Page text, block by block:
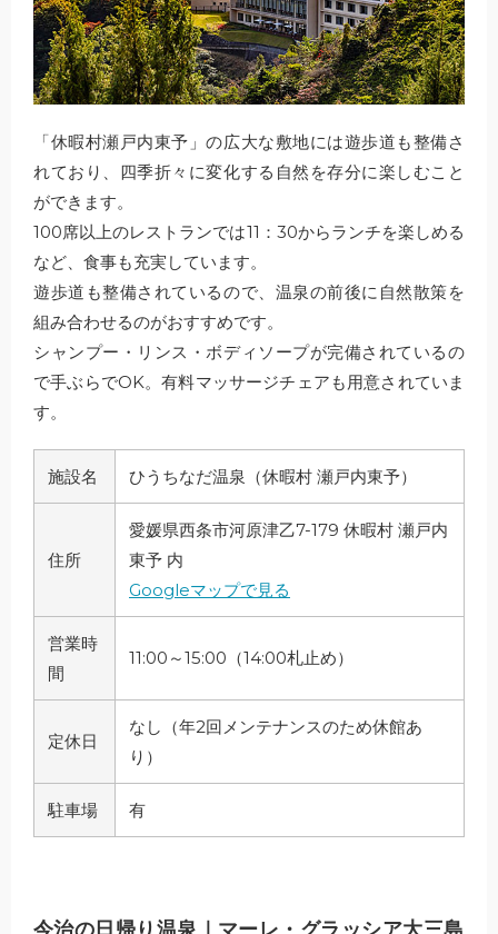
「休暇村瀬戸内東予」の広大な敷地には遊歩道も整備さ
れており、四季折々に変化する自然を存分に楽しむこと
ができます。
100席以上のレストランでは11：30からランチを楽しめる
など、食事も充実しています。
遊歩道も整備されているので、温泉の前後に自然散策を
組み合わせるのがおすすめです。
シャンプー・リンス・ボディソープが完備されているの
で手ぶらでOK。有料マッサージチェアも用意されていま
す。
施設名 ひうちなだ温泉（休暇村 瀬戸内東予）
住所
愛媛県西条市河原津乙7-179 休暇村 瀬戸内
東予 内
Googleマップで見る
営業時
間
11:00～15:00（14:00札止め）
定休日
なし（年2回メンテナンスのため休館あ
り）
駐車場 有